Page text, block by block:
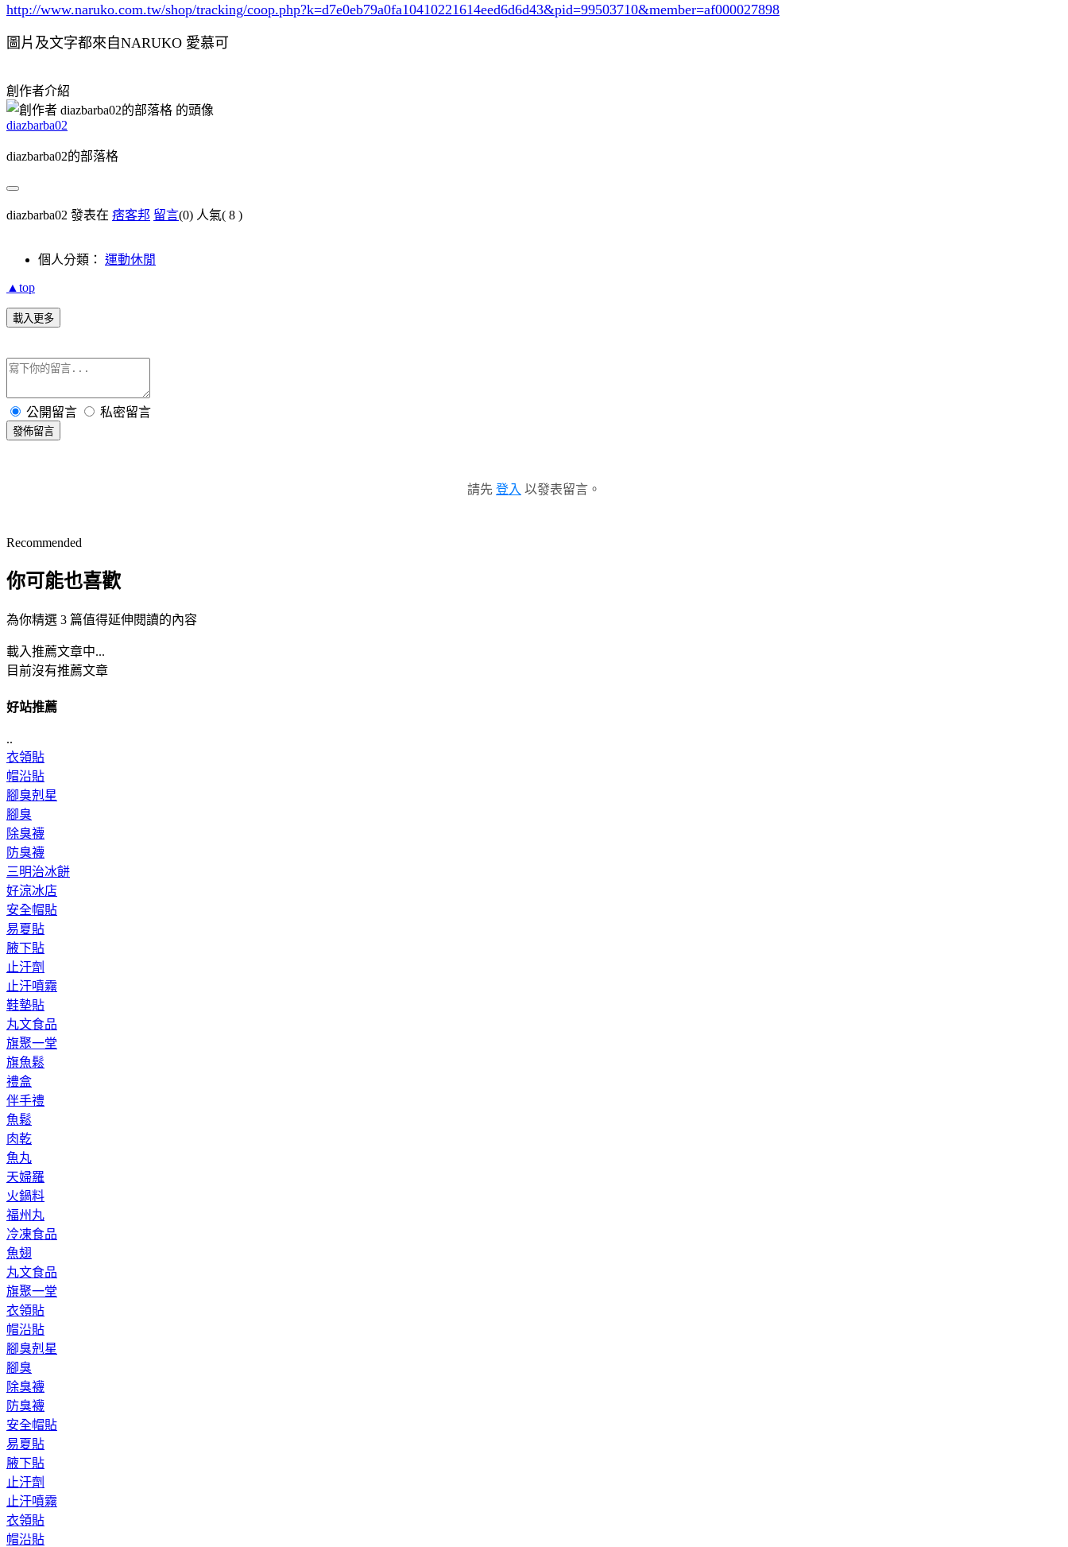
http://www.naruko.com.tw/shop/tracking/coop.php?k=d7e0eb79a0fa10410221614eed6d6d43&pid=99503710&member=af000027898
圖片及文字都來自NARUKO 愛慕可
創作者介紹
diazbarba02
diazbarba02的部落格
diazbarba02 發表在 痞客邦 留言(0) 人氣( 8 )
個人分類： 運動休閒
▲top
載入更多
公開留言 私密留言
發佈留言
請先 登入 以發表留言。
Recommended
你可能也喜歡
為你精選 3 篇值得延伸閱讀的內容
載入推薦文章中...
目前沒有推薦文章
好站推薦
..
衣領貼
帽沿貼
腳臭剋星
腳臭
除臭襪
防臭襪
三明治冰餅
好涼冰店
安全帽貼
易夏貼
腋下貼
止汗劑
止汗噴霧
鞋墊貼
丸文食品
旗聚一堂
旗魚鬆
禮盒
伴手禮
魚鬆
肉乾
魚丸
天婦羅
火鍋料
福州丸
冷凍食品
魚翅
丸文食品
旗聚一堂
衣領貼
帽沿貼
腳臭剋星
腳臭
除臭襪
防臭襪
安全帽貼
易夏貼
腋下貼
止汗劑
止汗噴霧
衣領貼
帽沿貼